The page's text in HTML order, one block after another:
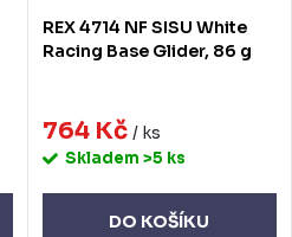
REX 4714 NF SISU White
Racing Base Glider, 86 g
764 Kč / ks
Skladem >5 ks
DO KOŠÍKU